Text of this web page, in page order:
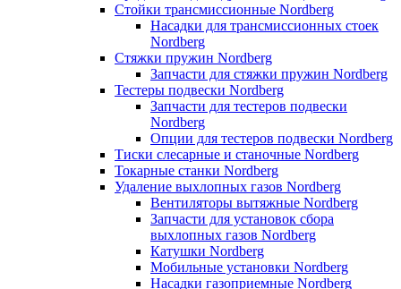
Стойки трансмиссионные Nordberg
Насадки для трансмиссионных стоек
Nordberg
Стяжки пружин Nordberg
Запчасти для стяжки пружин Nordberg
Тестеры подвески Nordberg
Запчасти для тестеров подвески
Nordberg
Опции для тестеров подвески Nordberg
Тиски слесарные и станочные Nordberg
Токарные станки Nordberg
Удаление выхлопных газов Nordberg
Вентиляторы вытяжные Nordberg
Запчасти для установок сбора
выхлопных газов Nordberg
Катушки Nordberg
Мобильные установки Nordberg
Насадки газоприемные Nordberg